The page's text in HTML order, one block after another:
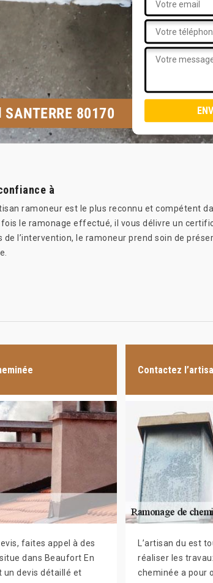
SANTERRE 80170
à
ramoneur est le plus reconnu et compétent
le ramonage effectué, il vous délivre un
l’intervention, le ramoneur prend soin de
faites appel à des
dans Beaufort En
un devis détaillé et
Contactez
L’artisan du est
réaliser les
cheminée a pour